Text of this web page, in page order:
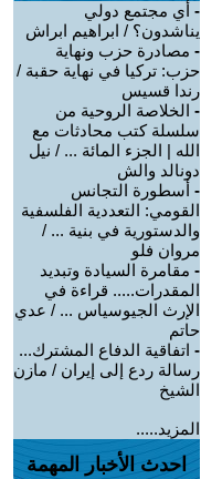
- أي مجتمع دولي
يناشدون؟ / ابراهيم ابراش
- مصادرة حزب ونهاية
حزب: تركيا في نهاية حقبة /
رندا قسيس
- الخلاصة الروحية من
سلسلة كتب محادثات مع
الله | الجزء المائة ... / نيل
دونالد والش
- أسطورة التجانس
القومي: التعددية الفلسفية
والدستورية في بنية ... /
مروان فلو
- مقامرة السيادة وتبديد
المقدرات..... قراءة في
الإرث الجيوسياس ... / عدي
حاتم
- اتفاقية الدفاع المشترك...
رسالة ردع إلى إيران / مازن
الشيخ
المزيد.....
احدث الأخبار المهمة